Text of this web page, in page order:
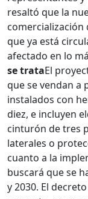
resaltó que la
comercialización
que ya está
afectado en lo
se trataEl
que se vendan a
instalados con
diez, e incluyen
cinturón de tres
laterales o
cuanto a la
buscará que se
y 2030. El